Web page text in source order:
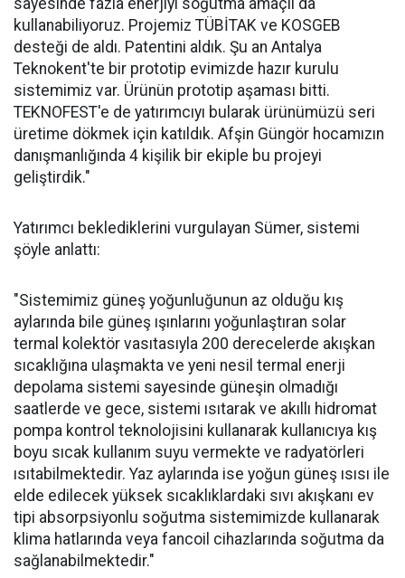
sayesinde fazla enerjiyi soğutma amaçlı da
kullanabiliyoruz. Projemiz TÜBİTAK ve KOSGEB
desteği de aldı. Patentini aldık. Şu an Antalya
Teknokent'te bir prototip evimizde hazır kurulu
sistemimiz var. Ürünün prototip aşaması bitti.
TEKNOFEST'e de yatırımcıyı bularak ürünümüzü seri
üretime dökmek için katıldık. Afşin Güngör hocamızın
danışmanlığında 4 kişilik bir ekiple bu projeyi
geliştirdik."
Yatırımcı beklediklerini vurgulayan Sümer, sistemi
şöyle anlattı:
"Sistemimiz güneş yoğunluğunun az olduğu kış
aylarında bile güneş ışınlarını yoğunlaştıran solar
termal kolektör vasıtasıyla 200 derecelerde akışkan
sıcaklığına ulaşmakta ve yeni nesil termal enerji
depolama sistemi sayesinde güneşin olmadığı
saatlerde ve gece, sistemi ısıtarak ve akıllı hidromat
pompa kontrol teknolojisini kullanarak kullanıcıya kış
boyu sıcak kullanım suyu vermekte ve radyatörleri
ısıtabilmektedir. Yaz aylarında ise yoğun güneş ısısı ile
elde edilecek yüksek sıcaklıklardaki sıvı akışkanı ev
tipi absorpsiyonlu soğutma sistemimizde kullanarak
klima hatlarında veya fancoil cihazlarında soğutma da
sağlanabilmektedir."